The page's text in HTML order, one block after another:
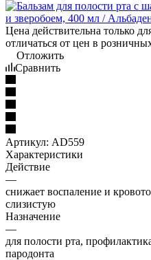
Цена действительна только
отличаться от цен в
Отложить
Сравнить
Артикул: AD559
Характеристики
Действие
—
снижает воспаление и
слизистую
Назначение
—
для полости рта,
пародонта